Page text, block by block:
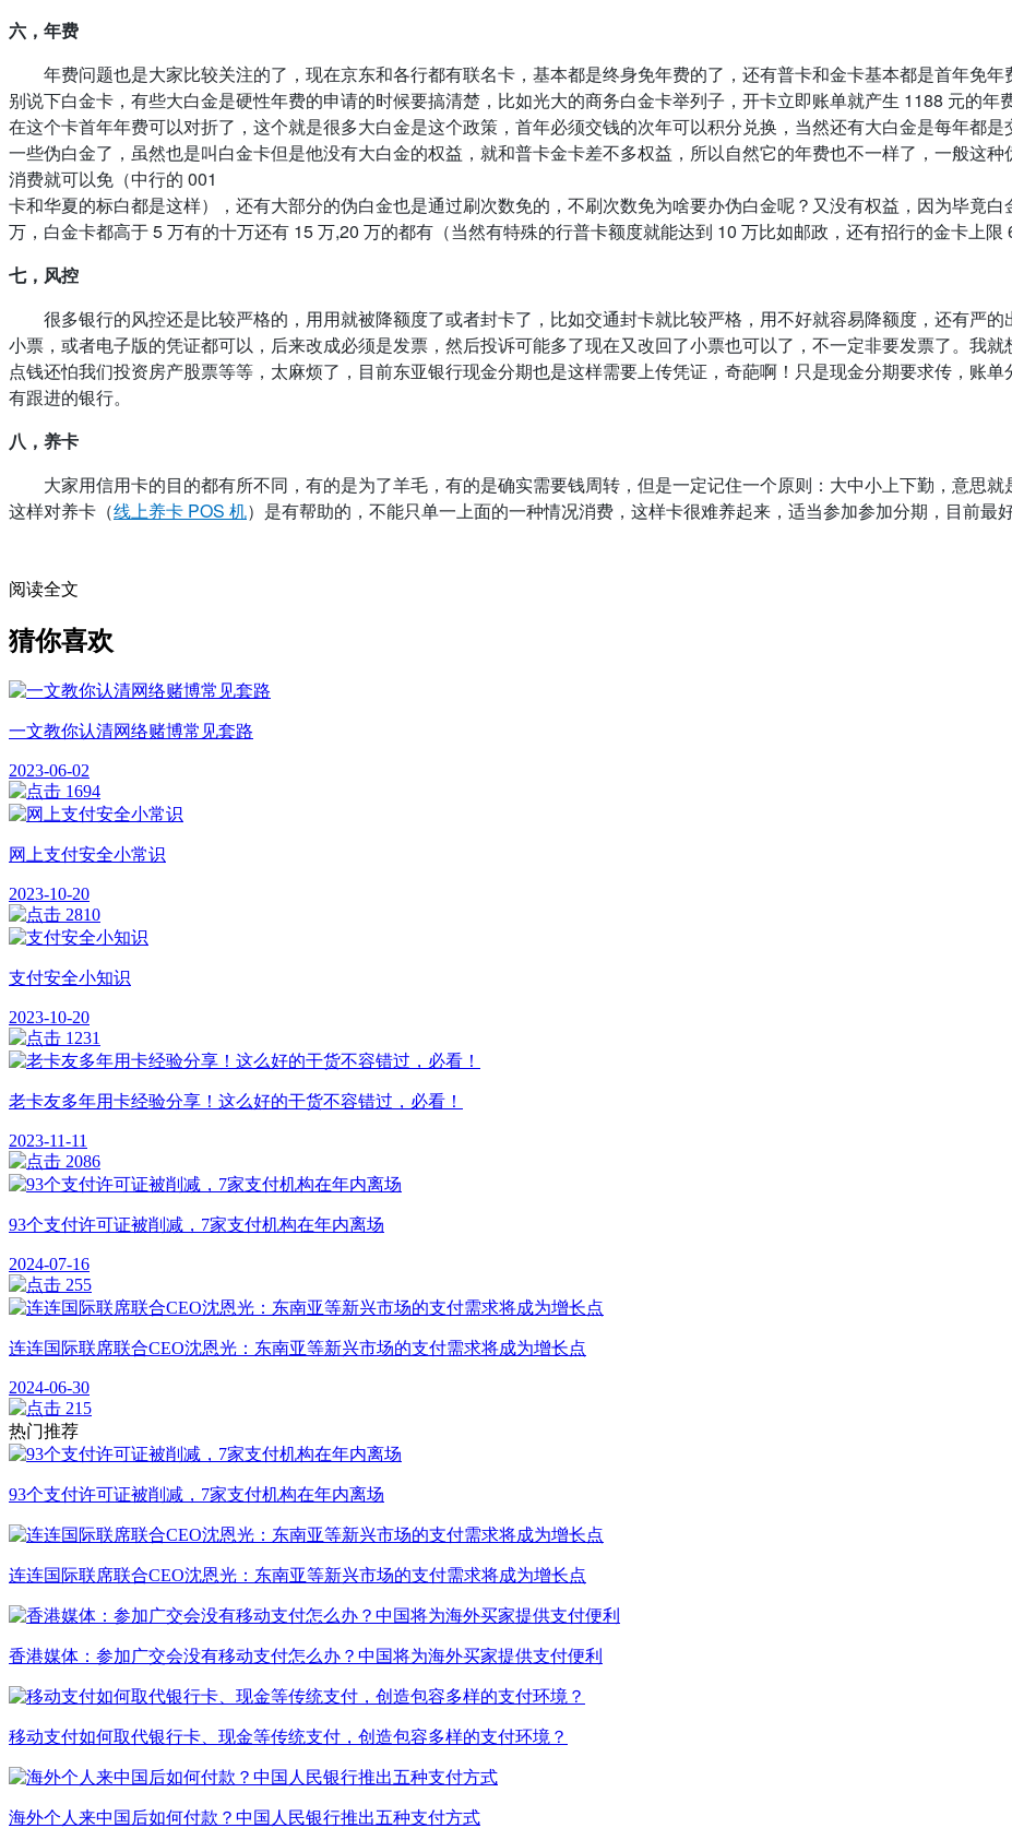
六，年费
年费问题也是大家比较关注的了，现在京东和各行都有联名卡，基本都是终身免年费的了，还有普卡和金卡基本都是首年免
别说下白金卡，有些大白金是硬性年费的申请的时候要搞清楚，比如光大的商务白金卡举列子，开卡立即账单就产生 1188 元的
在这个卡首年年费可以对折了，这个就是很多大白金是这个政策，首年必须交钱的次年可以积分兑换，当然还有大白金是每年都
一些伪白金了，虽然也是叫白金卡但是他没有大白金的权益，就和普卡金卡差不多权益，所以自然它的年费也不一样了，一般这
消费就可以免（中行的 001
卡和华夏的标白都是这样），还有大部分的伪白金也是通过刷次数免的，不刷次数免为啥要办伪白金呢？又没有权益，因为毕竟
万，白金卡都高于 5 万有的十万还有 15 万,20 万的都有（当然有特殊的行普卡额度就能达到 10 万比如邮政，还有招行的金卡上限 6
七，风控
很多银行的风控还是比较严格的，用用就被降额度了或者封卡了，比如交通封卡就比较严格，用不好就容易降额度，还有严
小票，或者电子版的凭证都可以，后来改成必须是发票，然后投诉可能多了现在又改回了小票也可以了，不一定非要发票了。我
点钱还怕我们投资房产股票等等，太麻烦了，目前东亚银行现金分期也是这样需要上传凭证，奇葩啊！只是现金分期要求传，账
有跟进的银行。
八，养卡
大家用信用卡的目的都有所不同，有的是为了羊毛，有的是确实需要钱周转，但是一定记住一个原则：大中小上下勤，意思
这样对养卡（线上养卡 POS 机）是有帮助的，不能只单一上面的一种情况消费，这样卡很难养起来，适当参加参加分期，目前最
阅读全文
猜你喜欢
一文教你认清网络赌博常见套路
2023-06-02
1694
网上支付安全小常识
2023-10-20
2810
支付安全小知识
2023-10-20
1231
老卡友多年用卡经验分享！这么好的干货不容错过，必看！
2023-11-11
2086
93个支付许可证被削减，7家支付机构在年内离场
2024-07-16
255
连连国际联席联合CEO沈恩光：东南亚等新兴市场的支付需求将成为增长点
2024-06-30
215
热门推荐
93个支付许可证被削减，7家支付机构在年内离场
连连国际联席联合CEO沈恩光：东南亚等新兴市场的支付需求将成为增长点
香港媒体：参加广交会没有移动支付怎么办？中国将为海外买家提供支付便利
移动支付如何取代银行卡、现金等传统支付，创造包容多样的支付环境？
海外个人来中国后如何付款？中国人民银行推出五种支付方式